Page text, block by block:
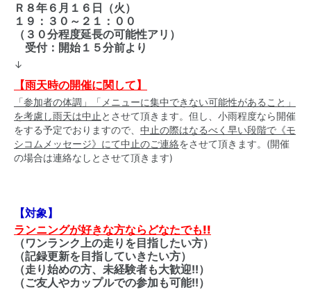
Ｒ８年６月１６日（火）
１９：３０～２１：００
（３０分程度延長の可能性アリ）
受付：開始１５分前より
↓
【雨天時の開催に関して】
「参加者の体調」「メニューに集中できない可能性があること」
を考慮し雨天は中止 とさせて頂きます。但し、小雨程度なら開催
をする予定でおりますので、 中止の際はなるべく早い段階で《モ
シコムメッセージ》にて中止のご連絡をさせて頂きます。(開催
の場合は連絡なしとさせて頂きます)
【対象】
ランニングが好きな方ならどなたでも!!
（ワンランク上の走りを目指したい方）
（記録更新を目指していきたい方）
（走り始めの方、未経験者も大歓迎!!）
（ご友人やカップルでの参加も可能!!）